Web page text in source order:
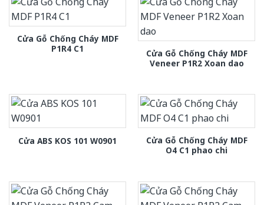
Cửa Gỗ Chống Cháy MDF
P1R4 C1
Cửa Gỗ Chống Cháy MDF
Veneer P1R2 Xoan dao
Cửa ABS KOS 101 W0901
Cửa Gỗ Chống Cháy MDF
O4 C1 phao chi